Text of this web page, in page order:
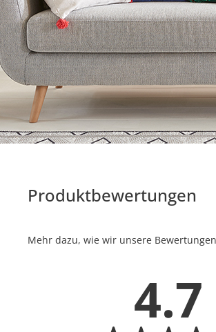
Produktbewertungen
Mehr dazu, wie wir unsere
4.7